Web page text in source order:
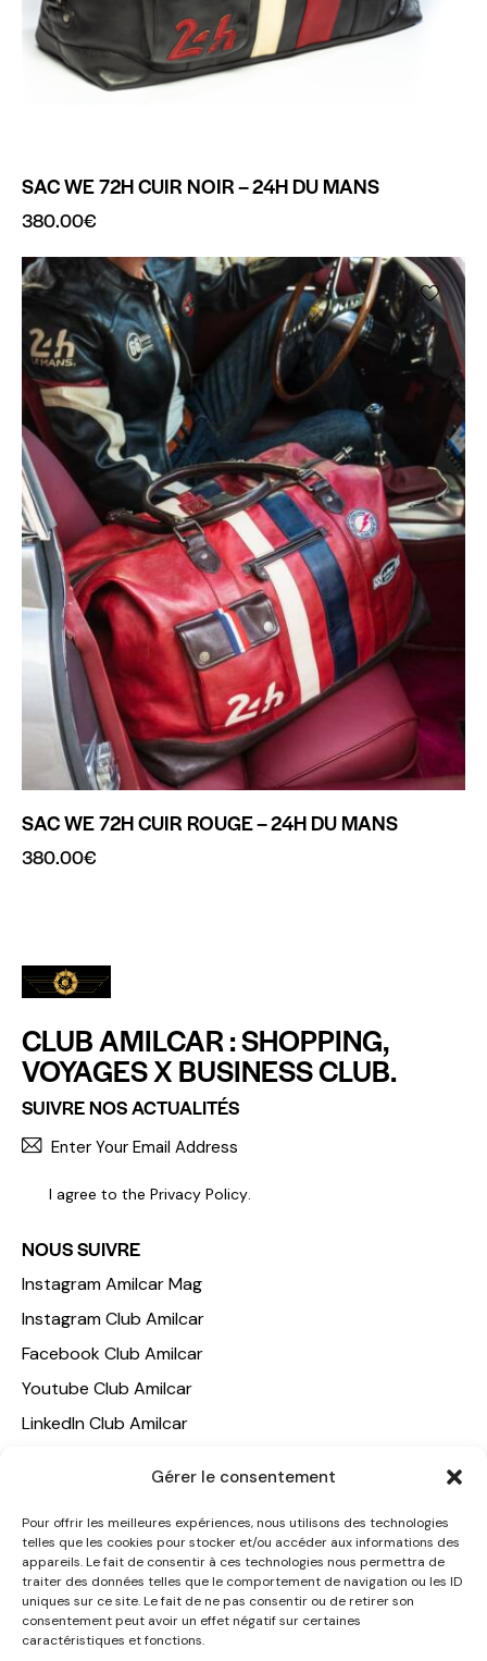
Gérer le consentement
Pour offrir les meilleures expériences, nous utilisons des technologies
telles que les cookies pour stocker et/ou accéder aux informations des
appareils. Le fait de consentir à ces technologies nous permettra de
traiter des données telles que le comportement de navigation ou les ID
uniques sur ce site. Le fait de ne pas consentir ou de retirer son
consentement peut avoir un effet négatif sur certaines
caractéristiques et fonctions.
SAC WE 72H CUIR NOIR – 24H DU MANS
380.00€
SAC WE 72H CUIR ROUGE – 24H DU MANS
380.00€
CLUB AMILCAR : SHOPPING,
VOYAGES X BUSINESS CLUB.
SUIVRE NOS ACTUALITÉS
I agree to the Privacy Policy.
NOUS SUIVRE
Instagram Amilcar Mag
Instagram Club Amilcar
Facebook Club Amilcar
Youtube Club Amilcar
LinkedIn Club Amilcar
NOTRE GROUPE
ACCUEIL
AMILCAR TRAVEL CLUB
CLUB AMILCAR, Club d'affaires international
AGENCE MEDIANE
CONTACT